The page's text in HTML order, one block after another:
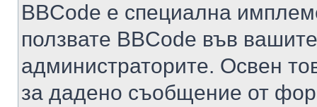
BBCode е специална
ползвате BBCode във
администраторите. Освен
за дадено съобщение от